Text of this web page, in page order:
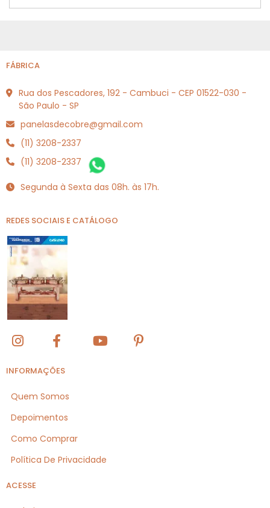
FÁBRICA
Rua dos Pescadores, 192 - Cambuci - CEP 01522-030 -
São Paulo - SP
panelasdecobre@gmail.com
(11) 3208-2337
(11) 3208-2337
Segunda à Sexta das 08h. às 17h.
REDES SOCIAIS E CATÁLOGO
INFORMAÇÕES
Quem Somos
Depoimentos
Como Comprar
Política De Privacidade
ACESSE